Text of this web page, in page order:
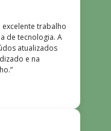
trabalho
de tecnologia. A
atualizados
e na